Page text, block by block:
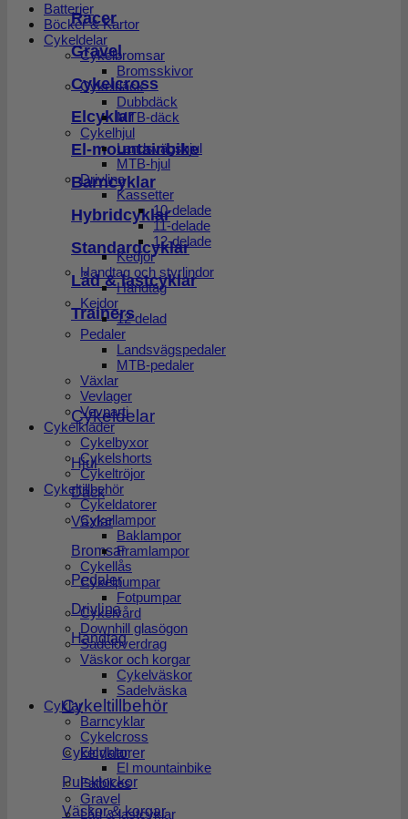
Racer
Gravel
Cykelcross
Elcyklar
El-mountainbike
Barncyklar
Hybridcyklar
Standardcyklar
Låd & lastcyklar
Trainers
Cykeldelar
Hjul
Däck
Växlar
Bromsar
Pedaler
Drivlina
Handtag
Cykeltillbehör
Cykeldatorer
Pulsklockor
Väskor & korgar
Batterier
Böcker & Kartor
Cykeldelar
Cykelbromsar
Bromsskivor
Cykeldäck
Dubbdäck
MTB-däck
Cykelhjul
Landsvägshjul
MTB-hjul
Drivlina
Kassetter
10-delade
11-delade
12-delade
Kedjor
Handtag och styrlindor
Handtag
Kejdor
12 delad
Pedaler
Landsvägspedaler
MTB-pedaler
Växlar
Vevlager
Vevparti
Cykelkläder
Cykelbyxor
Cykelshorts
Cykeltröjor
Cykeltillbehör
Cykeldatorer
Cykellampor
Baklampor
Framlampor
Cykellås
Cykelpumpar
Fotpumpar
Cykelvård
Downhill glasögon
Sadelöverdrag
Väskor och korgar
Cykelväskor
Sadelväska
Cyklar
Barncyklar
Cykelcross
Elcyklar
El mountainbike
Fatbikes
Gravel
Låd & lastcyklar